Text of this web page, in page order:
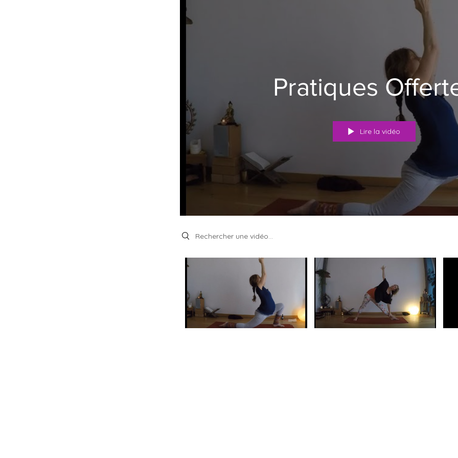
Pratiques
Lire la vidéo
Search videos